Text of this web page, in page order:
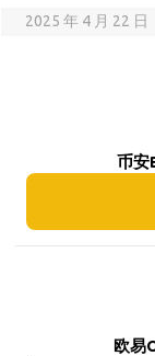
2025 年 4 月 22 日
币安
欧易